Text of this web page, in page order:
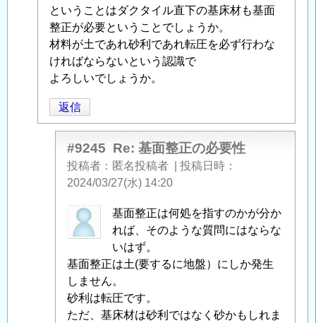
稿
者
に
よ
る
「Re:
基
面
」
ということはダクタイル直下の基床材も基面
整正が必要ということでしょうか。
材料が土であれ砂利であれ転圧を必ず行わな
ければならないという認識で
よろしいでしょうか。
返信
#9245 Re: 基面整正の必要性
投稿者 匿名投稿者
投稿日時
2024/03/27(水) 14:20
匿
名
稿
者
に
よ
基面整正は何処を指すのかが分か
れば、そのような質問にはならな
いはず。
基面整正は土(要するに地盤）にしか発生
しません。
砂利は転圧です。
ただ、基床材は砂利ではなく砂かもしれま